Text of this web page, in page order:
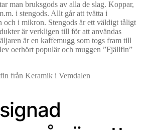
man bruksgods av alla de slag. Koppar,
i stengods. Allt går att tvätta i
och i mikron. Stengods är ett väldigt tåligt
är verkligen till för att användas
är en kaffemugg som togs fram till
oerhört populär och muggen ”Fjällfin”